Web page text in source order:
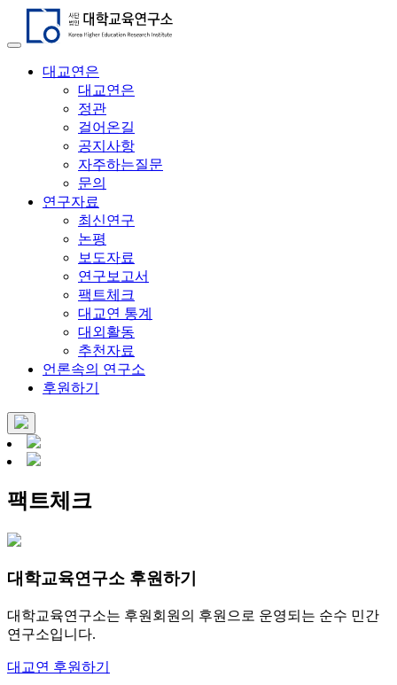
대교연은
대교연은
정관
걸어온길
공지사항
자주하는질문
문의
연구자료
최신연구
논평
보도자료
연구보고서
팩트체크
대교연 통계
대외활동
추천자료
언론속의 연구소
후원하기
팩트체크
대학교육연구소 후원하기
대학교육연구소는 후원회원의 후원으로 운영되는 순수 민간
연구소입니다.
대교연 후원하기